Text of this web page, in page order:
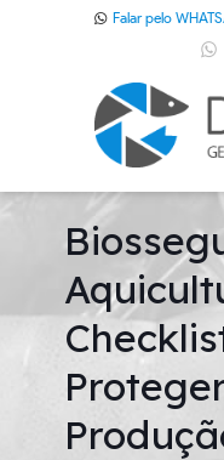
Falar pelo